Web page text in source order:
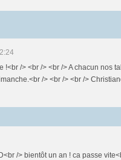
!<br /> <br /> <br /> A chacun nos
/> <br /> <br />
/> bientôt un an ! ca passe